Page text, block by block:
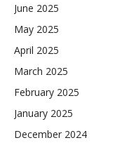
June 2025
May 2025
April 2025
March 2025
February 2025
January 2025
December 2024